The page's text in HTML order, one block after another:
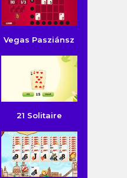
Vegas Pasziánsz
21 Solitaire